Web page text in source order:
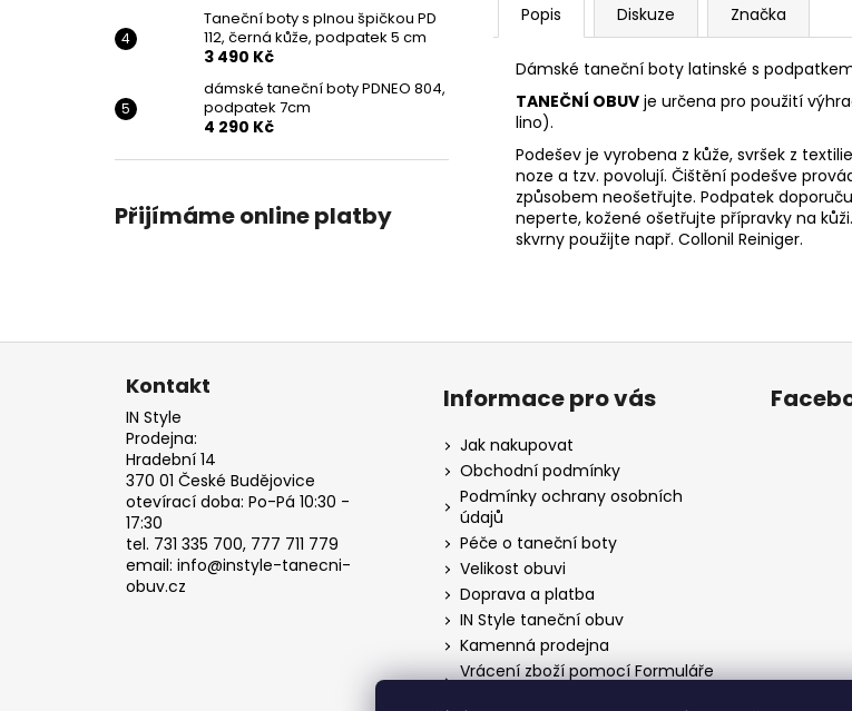
Taneční boty s plnou špičkou PD
112, černá kůže, podpatek 5 cm
3 490 Kč
dámské taneční boty PDNEO 804,
podpatek 7cm
4 290 Kč
Přijímáme online platby
Popis Diskuze Značka
Dámské taneční boty latinské s
TANEČNÍ OBUV je určena pro použití
lino).
Podešev je vyrobena z kůže, svršek z
noze a tzv. povolují. Čištění podešve
způsobem neošetřujte. Podpatek
neperte, kožené ošetřujte přípravky na
skvrny použijte např. Collonil Reiniger.
Kontakt
IN Style
Prodejna:
Hradební 14
370 01 České Budějovice
otevírací doba: Po-Pá 10:30 -
17:30
tel. 731 335 700, 777 711 779
email: info@instyle-tanecni-
obuv.cz
Informace pro vás
Jak nakupovat
Obchodní podmínky
Podmínky ochrany osobních
údajů
Péče o taneční boty
Velikost obuvi
Doprava a platba
IN Style taneční obuv
Kamenná prodejna
Vrácení zboží pomocí Formuláře